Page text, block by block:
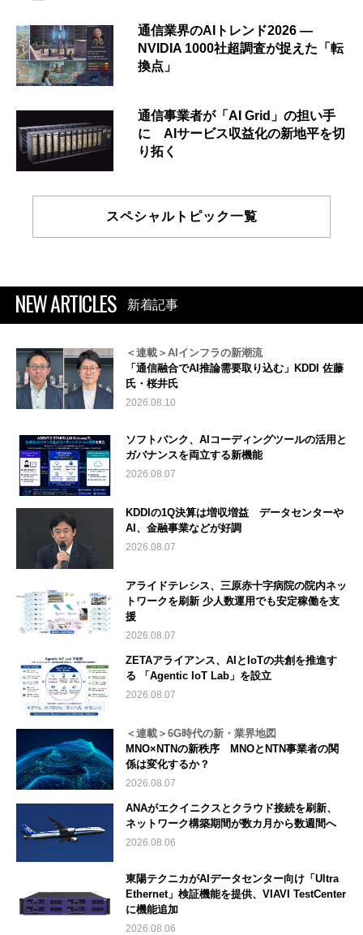
通信業界のAIトレンド2026 ―
NVIDIA 1000社超調査が捉えた「転
換点」
通信事業者が「AI Grid」の担い手
に AIサービス収益化の新地平を切
り拓く
スペシャルトピック一覧
NEW ARTICLES 新着記事
＜連載＞AIインフラの新潮流
「通信融合でAI推論需要取り込む」KDDI 佐藤
氏・桜井氏
2026.08.10
ソフトバンク、AIコーディングツールの活用と
ガバナンスを両立する新機能
2026.08.07
KDDIの1Q決算は増収増益 データセンターや
AI、金融事業などが好調
2026.08.07
アライドテレシス、三原赤十字病院の院内ネッ
トワークを刷新 少人数運用でも安定稼働を支
援
2026.08.07
ZETAアライアンス、AIとIoTの共創を推進す
る 「Agentic IoT Lab」を設立
2026.08.07
＜連載＞6G時代の新・業界地図
MNO×NTNの新秩序 MNOとNTN事業者の関
係は変化するか？
2026.08.07
ANAがエクイニクスとクラウド接続を刷新、
ネットワーク構築期間が数カ月から数週間へ
2026.08.06
東陽テクニカがAIデータセンター向け「Ultra
Ethernet」検証機能を提供、VIAVI TestCenter
に機能追加
2026.08.06